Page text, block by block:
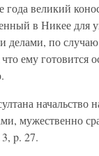
года великий
в Никее для
делами, по случаю
ему готовится
начальство
мужественно
p. 27.